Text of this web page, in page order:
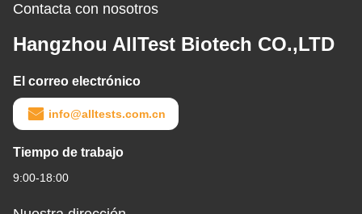
Contacta con nosotros
Hangzhou AllTest Biotech CO.,LTD
El correo electrónico
info@alltests.com.cn
Tiempo de trabajo
9:00-18:00